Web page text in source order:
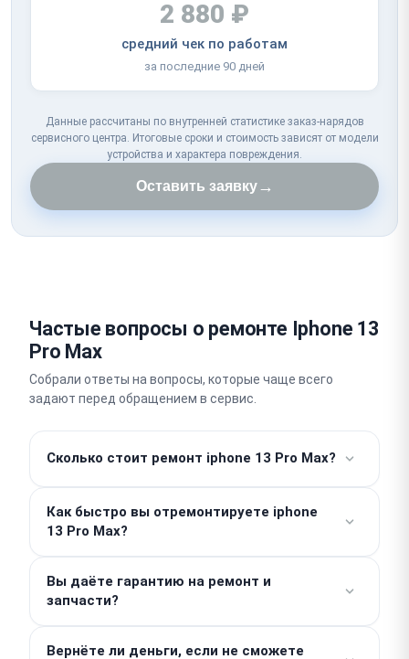
2 880 ₽
средний чек по работам
за последние 90 дней
Данные рассчитаны по внутренней статистике заказ-нарядов
сервисного центра. Итоговые сроки и стоимость зависят от модели
устройства и характера повреждения.
Оставить заявку→
Частые вопросы о ремонте Iphone 13
Pro Max
Собрали ответы на вопросы, которые чаще всего
задают перед обращением в сервис.
Сколько стоит ремонт iphone 13 Pro Max?
рассчитывается отдельно, поэтому итоговая цена
зависит от конкретной поломки. Точную сумму мы
называем после бесплатной диагностики, скрытых
доплат у нас нет.
Как быстро вы отремонтируете iphone
13 Pro Max?
выполняем в день обращения, часто за один-два
часа. Срок сложного ремонта составляет 2–3 дня.
Вы даёте гарантию на ремонт и
запчасти?
выполненные работы и установленные детали.
Вернёте ли деньги, если не сможете